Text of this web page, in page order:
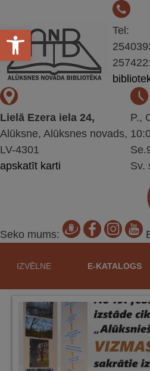
Open toolbar
Tel:
Lielā Ezera iela 24,
Alūksne, Alūksnes novads,
LV-4301
apskatīt karti
P.,
Sv.
Seko mums:
IZVĒLNE E-KATALOGS